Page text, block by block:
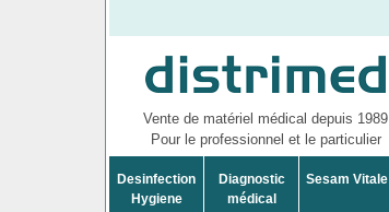
Vente de matériel médical depuis 1989
Pour le professionnel et le particulier
Desinfection
Hygiene
Diagnostic
médical
Sesam Vitale